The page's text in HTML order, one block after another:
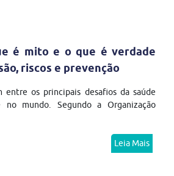
é mito e o que é verdade
riscos e prevenção
entre os principais desafios da saúde
mundo. Segundo a Organização
Leia Mais